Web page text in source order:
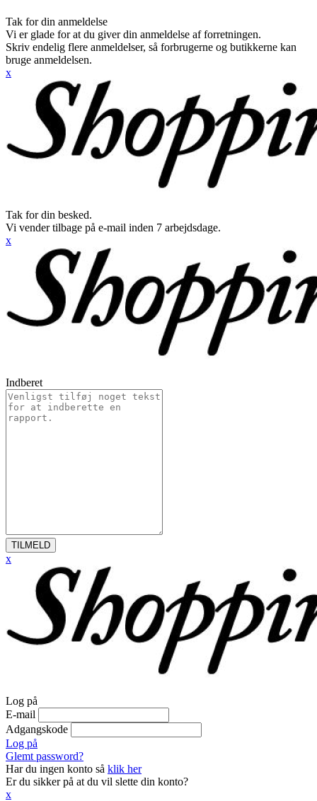
Tak for din anmeldelse
Vi er glade for at du giver din anmeldelse af forretningen.
Skriv endelig flere anmeldelser, så forbrugerne og butikkerne kan
bruge anmeldelsen.
x
Tak for din besked.
Vi vender tilbage på e-mail inden 7 arbejdsdage.
x
Indberet
TILMELD
x
Log på
E-mail
Adgangskode
Log på
Glemt password?
Har du ingen konto så klik her
Er du sikker på at du vil slette din konto?
x